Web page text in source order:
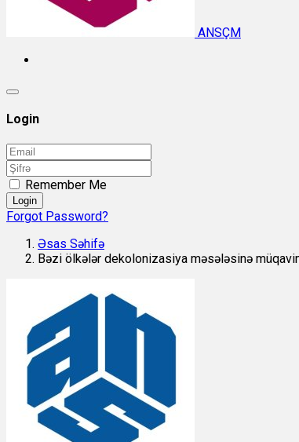
ANSÇM
Login
Remember Me
Login
Forgot Password?
Əsas Səhifə
Bəzi ölkələr dekolonizasiya məsələsinə